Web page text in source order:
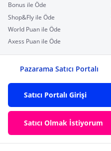
Bonus ile Öde
Shop&Fly ile Öde
World Puan ile Öde
Axess Puan ile Öde
Pazarama Satıcı Portalı
Satıcı Portalı Girişi
Satıcı Olmak İstiyorum